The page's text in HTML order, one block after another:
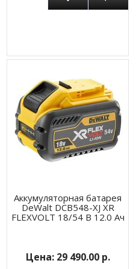
Аккумуляторная батарея
DeWalt DCB548-XJ XR
FLEXVOLT 18/54 В 12.0 Ач
29 490.00 р.